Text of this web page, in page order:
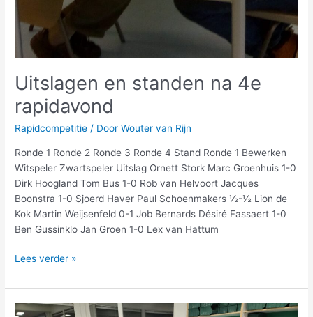
Uitslagen en standen na 4e
rapidavond
Rapidcompetitie / DoorWouter van Rijn
Ronde 1 Ronde 2 Ronde 3 Ronde 4 Stand Ronde 1 Bewerken
Witspeler Zwartspeler Uitslag Ornett Stork Marc Groenhuis 1-0
Dirk Hoogland Tom Bus 1-0 Rob van Helvoort Jacques
Boonstra 1-0 Sjoerd Haver Paul Schoenmakers ½-½ Lion de
Kok Martin Weijsenfeld 0-1 Job Bernards Désiré Fassaert 1-0
Ben Gussinklo Jan Groen 1-0 Lex van Hattum
Lees verder »
Uitslagen